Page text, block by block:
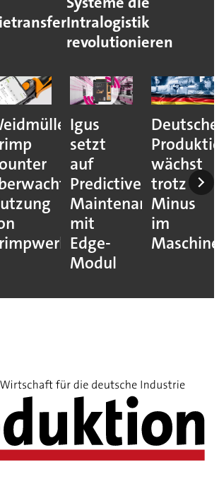
Intralogistik
revolutionieren
KSB
behauptet
sich
trotz
geopolitischer
Herausforderungen
Lean
stärkt
die